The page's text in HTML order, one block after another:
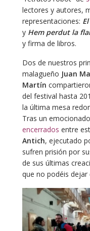
lectores y autores,
representaciones:
y Hem perdut la
y firma de libros.
Dos de nuestros
malagueño Juan
Martín
del festival hasta
la última mesa
Tras un
encerrados entre
Antich, ejecutado
sufren prisión por
de sus últimas
que no podéis dejar